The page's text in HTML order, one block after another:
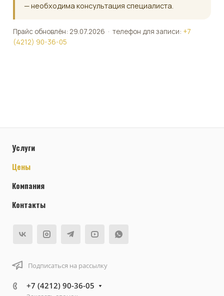
— необходима консультация специалиста.
Прайс обновлён: 29.07.2026 · телефон для записи: +7
(4212) 90-36-05
Услуги
Цены
Компания
Контакты
Подписаться на рассылку
+7 (4212) 90-36-05